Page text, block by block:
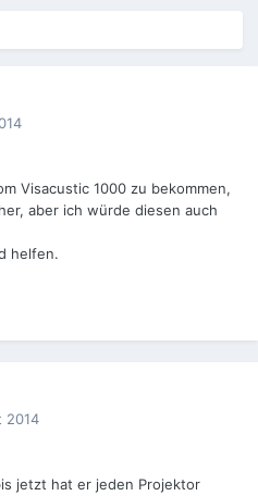
Visacustic 1000 zu bekommen,
aber ich würde diesen auch
helfen.
2014
jetzt hat er jeden Projektor